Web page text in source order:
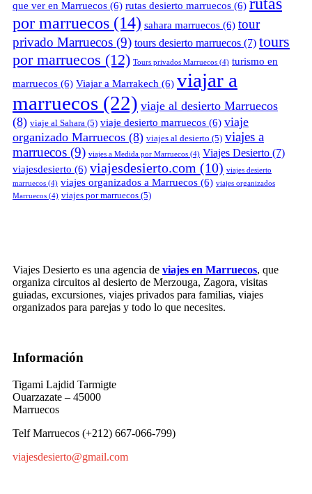
que ver en Marruecos (6) rutas desierto marruecos (6)
por marruecos (14) sahara marruecos (6) tour
privado Marruecos (9) tours desierto marruecos (7) tours
por marruecos (12) Tours privados Marruecos (4) turismo en
marruecos (6) Viajar a Marrakech (6) viajar a
marruecos (22) viaje al desierto Marruecos
(8) viaje al Sahara (5) viaje desierto marruecos (6) viaje
organizado Marruecos (8) viajes al desierto (5) viajes a
marruecos (9) viajes a Medida por Marruecos (4) Viajes Desierto (7)
viajesdesierto (6) viajesdesierto.com (10) viajes desierto
marruecos (4) viajes organizados a Marruecos (6) viajes organizados
Marruecos (4) viajes por marruecos (5)
Viajes Desierto es una agencia de viajes en Marruecos, que
organiza circuitos al desierto de Merzouga, Zagora, visitas
guiadas, excursiones, viajes privados para familias, viajes
organizados para parejas y todo lo que necesites.
Información
Tigami Lajdid Tarmigte
Ouarzazate – 45000
Marruecos
Telf Marruecos (+212) 667-066-799)
viajesdesierto@gmail.com